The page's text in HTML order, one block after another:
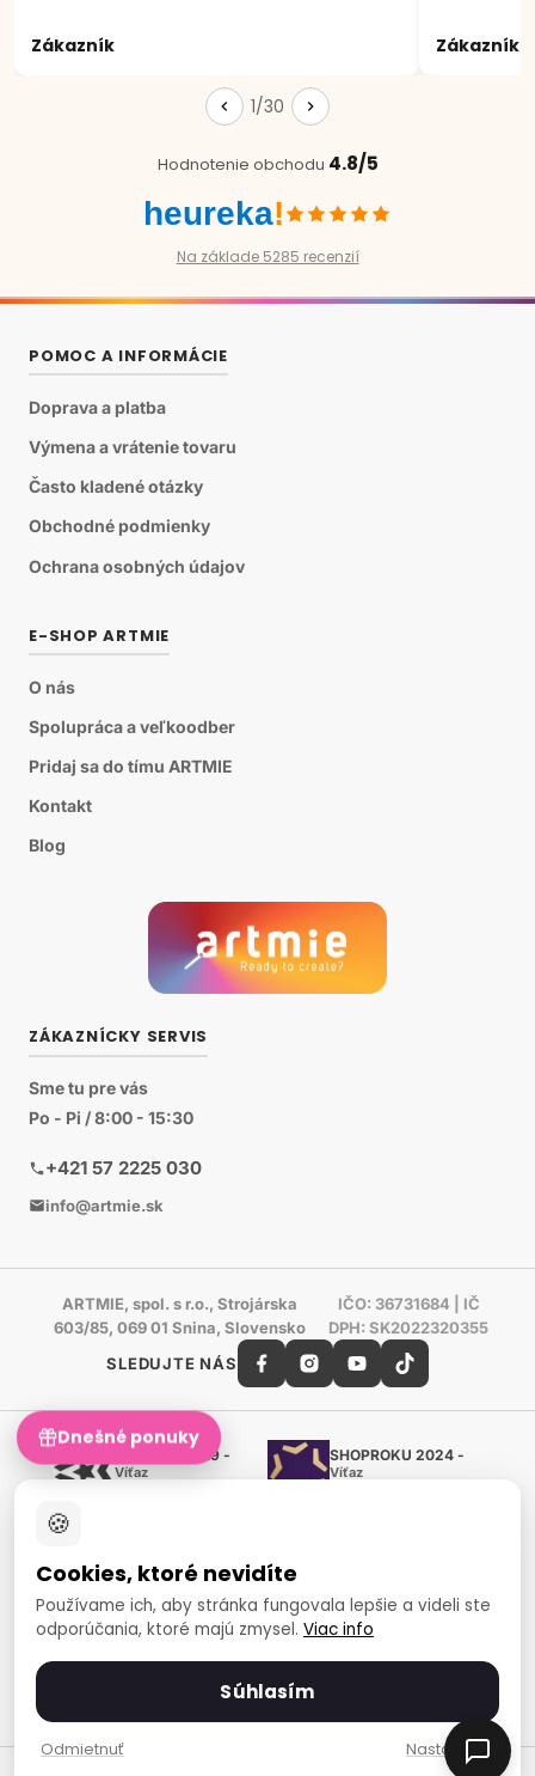
Zákazník Zákazník
1/30
Hodnotenie obchodu 4.8/5
heureka!
Na základe 5285 recenzií
POMOC A INFORMÁCIE
Doprava a platba
Výmena a vrátenie tovaru
Často kladené otázky
Obchodné podmienky
Ochrana osobných údajov
E-SHOP ARTMIE
O nás
Spolupráca a veľkoodber
Pridaj sa do tímu ARTMIE
Kontakt
Blog
ZÁKAZNÍCKY SERVIS
Sme tu pre vás
Po - Pi / 8:00 - 15:30
+421 57 2225 030
info@artmie.sk
ARTMIE, spol. s r.o., Strojárska
603/85, 069 01 Snina, Slovensko
IČO: 36731684 | IČ
DPH: SK2022320355
SLEDUJTE NÁS
Shoproku 2019 -
Víťaz
SHOPROKU 2024 -
Víťaz
European Art Awards
Organizátor medzinárodnej
súťaže
Európsky sociálny fond
Zamestnanosť a sociálna
🍪
Cookies, ktoré nevidíte
Používame ich, aby stránka fungovala lepšie a videli ste
odporúčania, ktoré majú zmysel. Viac info
Súhlasím
Odmietnuť Nastavenia
Dnešné ponuky